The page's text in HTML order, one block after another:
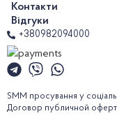
Контакти
Відгуки
+380982094000
SMM просування у
Договор публичной